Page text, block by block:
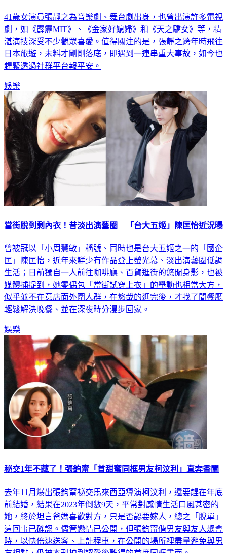
41歲女演員張靜之為音樂劇、舞台劇出身，也曾出演許多電視
劇，如《霹靂MIT》、《金家好媳婦》和《天之驕女》等，精
湛演技深受不少觀眾喜愛。值得關注的是，張靜之跨年時飛往
日本旅遊，未料才剛剛落底，即遇到一連串重大事故，如今也
娛樂
曾被冠以「小周慧敏」稱號、同時也是台大五姬之一的「國企
匡」陳匡怡，近年來鮮少有作品登上螢光幕、淡出演藝圈低調
生活；日前獨自一人前往咖啡廳、百貨逛街的悠閒身影，也被
媒體捕捉到，她零偶包「當街試穿上衣」的舉動也相當大方，
似乎並不在意店面外圍人群，在悠哉的逛完後，才找了間餐廳
娛樂
去年11月爆出張鈞甯祕交馬來西亞導演柯汶利，還要趕在年底
前結婚，結果在2023年倒數9天，平常對感情生活口風甚密的
她，終於坦言爸媽喜歡對方，只是否認要嫁人，總之「脫單」
這回事已確認。儘管戀情已公開，但張鈞甯偕男友與友人聚會